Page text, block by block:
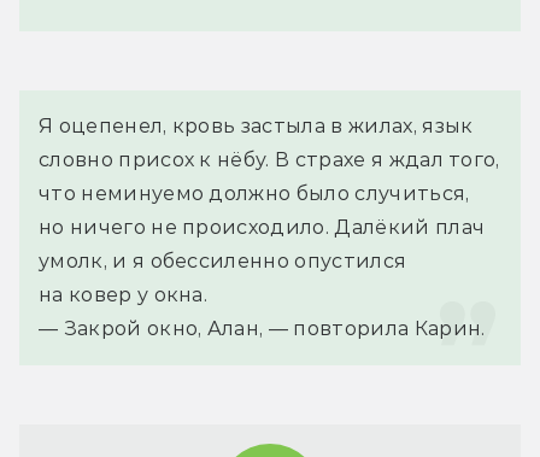
Я оцепенел, кровь застыла в жилах, язык
словно присох к нёбу. В страхе я ждал того,
что неминуемо должно было случиться,
но ничего не происходило. Далёкий плач
умолк, и я обессиленно опустился
на ковер у окна.
— Закрой окно, Алан, — повторила Карин.